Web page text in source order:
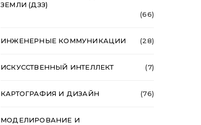
ЗЕМЛИ (ДЗЗ)
(66)
ИНЖЕНЕРНЫЕ КОММУНИКАЦИИ (28)
ИСКУССТВЕННЫЙ ИНТЕЛЛЕКТ (7)
КАРТОГРАФИЯ И ДИЗАЙН (76)
МОДЕЛИРОВАНИЕ И